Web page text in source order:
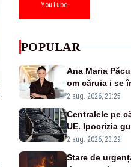
YouTube
POPULAR
Ana Maria
om căruia i se
2 aug. 2026, 23:25
Centralele pe
UE. Ipocrizia
starea de alertă
2 aug. 2026, 23:29
Stare de